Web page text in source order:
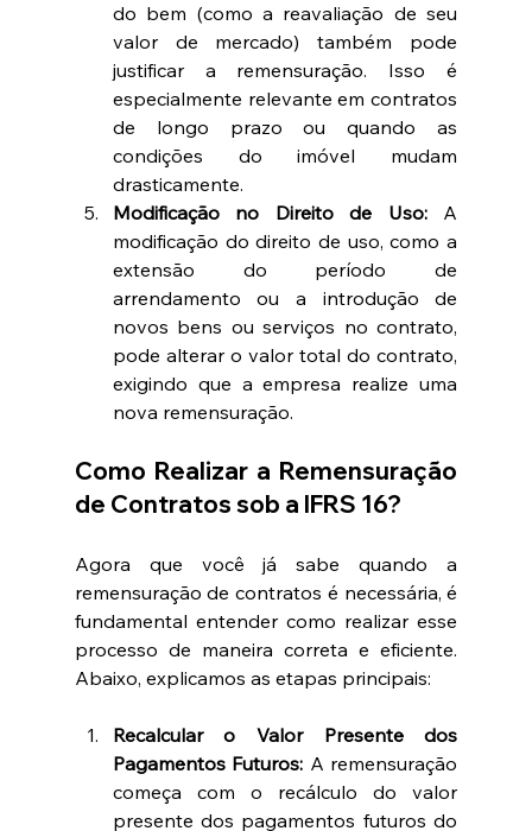
do bem (como a reavaliação de seu
valor de mercado) também pode
justificar a remensuração. Isso é
especialmente relevante em contratos
de longo prazo ou quando as
condições do imóvel mudam
drasticamente.
Modificação no Direito de Uso: A
modificação do direito de uso, como a
extensão do período de
arrendamento ou a introdução de
novos bens ou serviços no contrato,
pode alterar o valor total do contrato,
exigindo que a empresa realize uma
nova remensuração.
Como Realizar a Remensuração
de Contratos sob a IFRS 16?
Agora que você já sabe quando a
remensuração de contratos é necessária, é
fundamental entender como realizar esse
processo de maneira correta e eficiente.
Abaixo, explicamos as etapas principais:
Recalcular o Valor Presente dos
Pagamentos Futuros: A remensuração
começa com o recálculo do valor
presente dos pagamentos futuros do